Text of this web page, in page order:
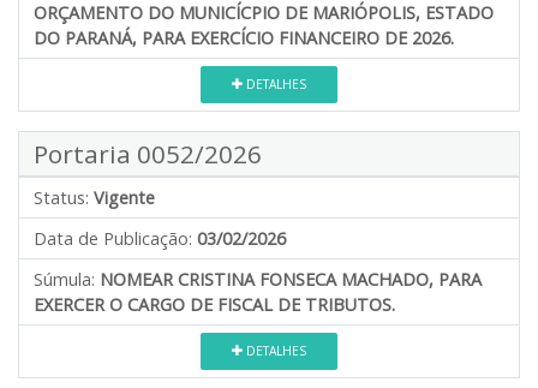
ORÇAMENTO DO MUNICÍCPIO DE MARIÓPOLIS, ESTADO
DO PARANÁ, PARA EXERCÍCIO FINANCEIRO DE 2026.
DETALHES
Portaria 0052/2026
Status: Vigente
Data de Publicação: 03/02/2026
Súmula: NOMEAR CRISTINA FONSECA MACHADO, PARA
EXERCER O CARGO DE FISCAL DE TRIBUTOS.
DETALHES